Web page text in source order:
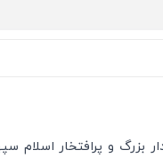
بزرگ و پرافتخار اسلام